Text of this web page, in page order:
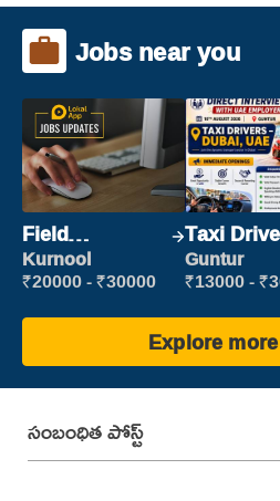
Jobs near you
Field
Marketing
Executive
Kurnool
₹20000 - ₹30000
Taxi
Guntur
₹13000 -
Explore
సంబంధిత పోస్ట్